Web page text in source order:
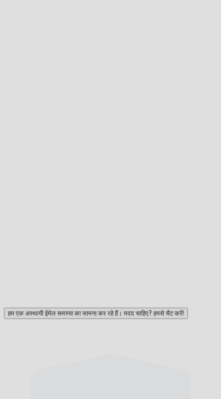
हम एक अस्थायी ईमेल समस्या का सामना कर रहे हैं। मदद चाहिए? हमसे चैट करें!